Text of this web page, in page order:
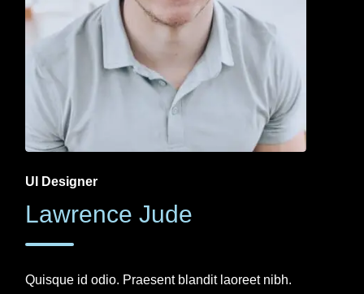
UI Designer
Lawrence Jude
Quisque id odio. Praesent blandit laoreet nibh.